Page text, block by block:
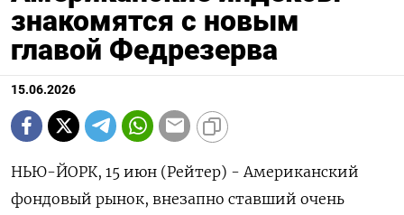
знакомятся с новым
главой Федрезерва
15.06.2026
НЬЮ-ЙОРК, 15 июн (Рейтер) - Американский
фондовый рынок, внезапно ставший очень